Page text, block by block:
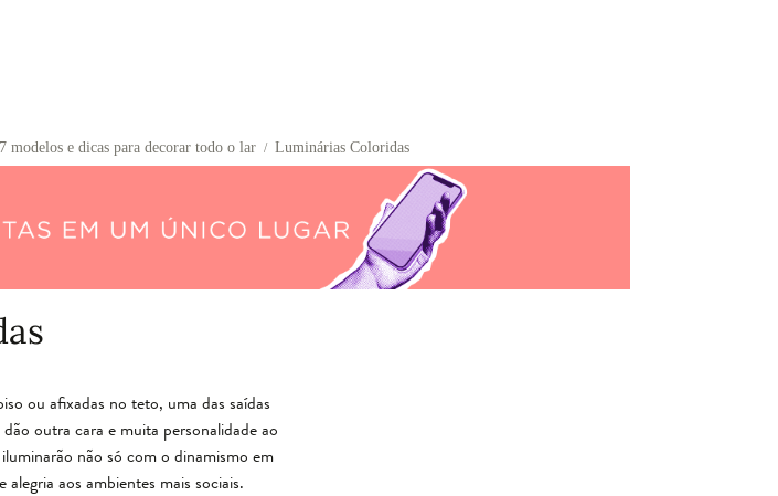
modelos e dicas para decorar todo o lar / Luminárias Coloridas
ou afixadas no teto, uma das saídas
outra cara e muita personalidade ao
não só com o dinamismo em
aos ambientes mais sociais.